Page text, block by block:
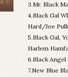
3.Mr. Black
4.Black Gal
Hard/Joe
5.Black Gal,
Harlem
6.Black Angel
7.New Blue